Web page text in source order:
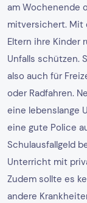
am Wochenende
mitversichert. Mit
Eltern ihre Kinder
Unfalls schützen.
also auch für
oder Radfahren.
eine lebenslange
eine gute Police
Schulausfallgeld
Unterricht mit
Zudem sollte es
andere